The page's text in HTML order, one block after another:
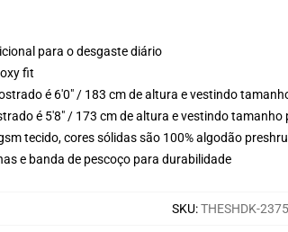
para o desgaste diário
fit
é 6'0" / 183 cm de altura e vestindo
é 5'8" / 173 cm de altura e vestindo tamanho
tecido, cores sólidas são 100% algodão
e banda de pescoço para durabilidade
SKU:THESHDK-